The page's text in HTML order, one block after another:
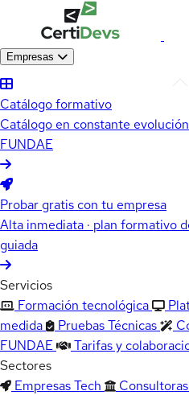
Empresas
Catálogo formativo
Catálogo en constante
FUNDAE
Probar gratis con tu empresa
Alta inmediata · plan formativo
guiada
Servicios
Formación tecnológica
medida
Pruebas Técnicas
FUNDAE
Tarifas y
Sectores
Empresas Tech